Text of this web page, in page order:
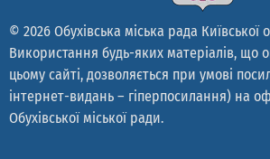
© 2026 Обухівська міська рада Київської
Використання будь-яких матеріалів, що
цьому сайті, дозволяється при умові
інтернет-видань – гіперпосилання) на
Обухівської міської ради.